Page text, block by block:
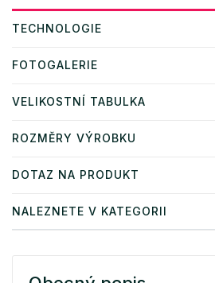
TECHNOLOGIE
FOTOGALERIE
VELIKOSTNÍ TABULKA
ROZMĚRY VÝROBKU
DOTAZ NA PRODUKT
NALEZNETE V KATEGORII